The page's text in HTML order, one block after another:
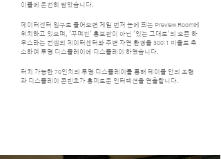
이블에 온전히 담았습니다.
데이터센터 입구로 들어오면 제일 먼저 눈에 띄는 Preview Room에
위치하고 있으며, '꾸며진' 홍보관이 아닌 '있는 그대로'의 오픈 하
우스라는 컨셉의 데이터센터와 주변 자연 환경을 300:1 비율로 축
소하여 투명 디스플레이에 디스플레이 하였습니다.
터치 가능한 70인치의 투명 디스플레이를 통해 테이블 안의 조형
과 디스플레이 콘텐츠가 흥미로운 인터랙션을 연출합니다.